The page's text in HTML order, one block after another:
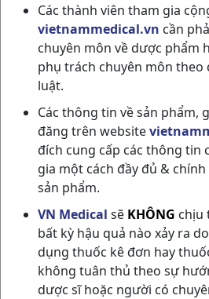
Các thành viên tham gia
vietnammedical.vn cần
chuyên môn về dược phẩm
phụ trách chuyên môn theo
luật.
Các thông tin về sản phẩm,
đăng trên website
đích cung cấp các thông tin
gia một cách đầy đủ &
sản phẩm.
VN Medical sẽ KHÔNG chịu
bất kỳ hậu quả nào xảy ra
dụng thuốc kê đơn hay
không tuân thủ theo sự
dược sĩ hoặc người có
Là công ty chuyên về nhập khẩu
phẩm trong lĩnh vực chăm sóc
Sứ mệnh là ‘Đồng hành cùng
người dân Việt Nam công ty
người tiêu dùng những sản
tốt nhất mà giá cả phải chăng.
Liên hệ với chúng tôi
Công ty TNHH Dược Phẩm
Tế VN Medical
Địa chỉ VP:Lầu 15 tòa nhà